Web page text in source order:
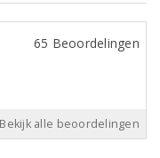
65 Beoordelingen
Bekijk alle beoordelingen